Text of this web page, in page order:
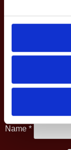
Name *